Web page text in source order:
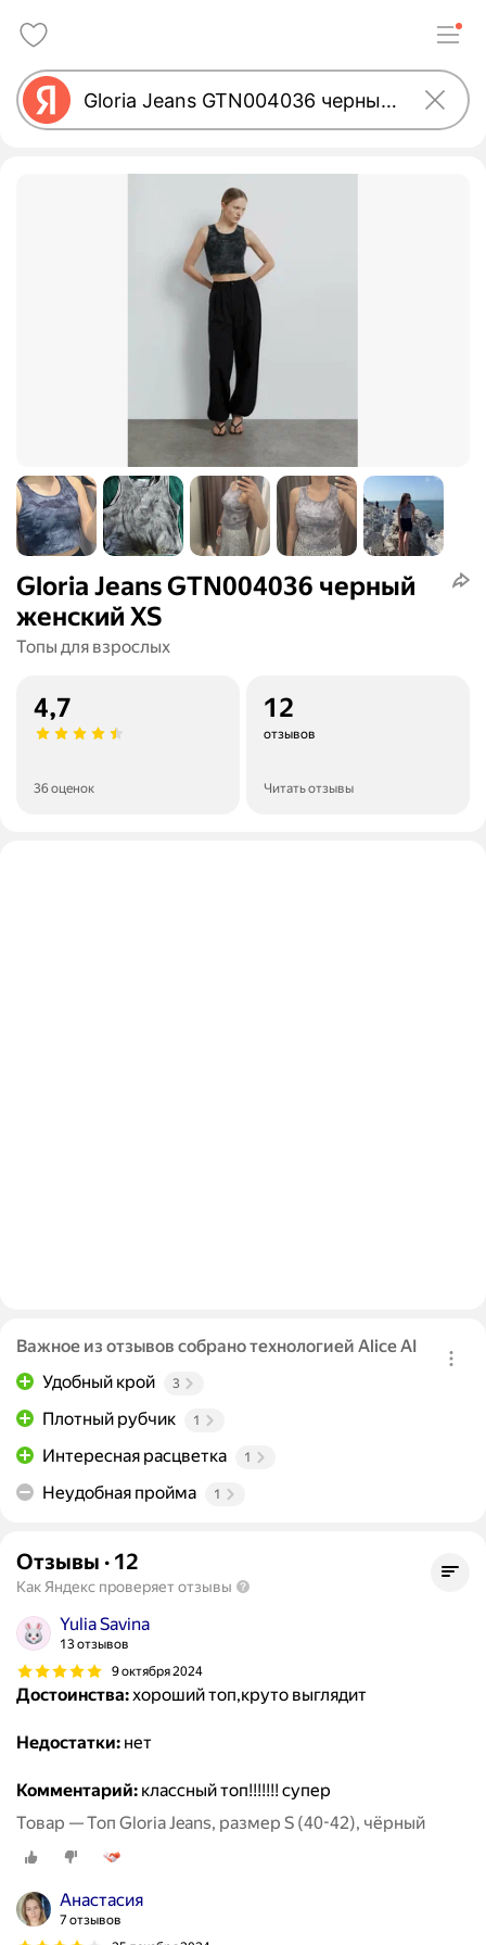
Gloria Jeans GTN004036 черный
женский XS
Топы для взрослых
4,7
36 оценок
12
отзывов
Читать отзывы
Важное из отзывов собрано технологией Alice AI
Удобный крой
3
Плотный рубчик 1
Интересная расцветка 1
Неудобная пройма 1
Отзывы · 12
Как Яндекс проверяет отзывы
Yulia Savina
13 отзывов
9 октября 2024
Достоинства:хороший топ,круто выглядит
Недостатки: нет
Комментарий: классный топ!!!!!!! супер
Товар — Топ Gloria Jeans, размер S (40-42), чёрный
Анастасия
7 отзывов